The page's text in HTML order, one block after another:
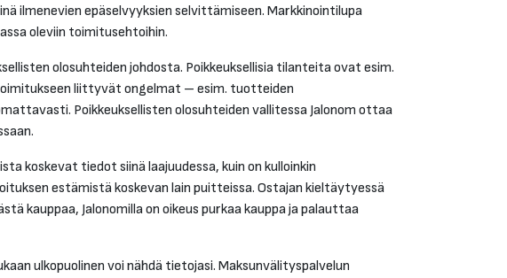
ilmenevien epäselvyyksien selvittämiseen. Markkinointilupa
oleviin toimitusehtoihin.
olosuhteiden johdosta. Poikkeuksellisia tilanteita ovat esim.
liittyvät ongelmat – esim. tuotteiden
Poikkeuksellisten olosuhteiden vallitessa Jalonom ottaa
koskevat tiedot siinä laajuudessa, kuin on kulloinkin
estämistä koskevan lain puitteissa. Ostajan kieltäytyessä
kauppaa, Jalonomilla on oikeus purkaa kauppa ja palauttaa
ulkopuolinen voi nähdä tietojasi. Maksunvälityspalvelun